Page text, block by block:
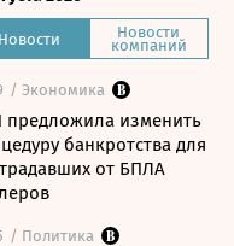
Новости Новости
компаний
/ Экономика
предложила изменить
банкротства для
от БПЛА
/ Политика